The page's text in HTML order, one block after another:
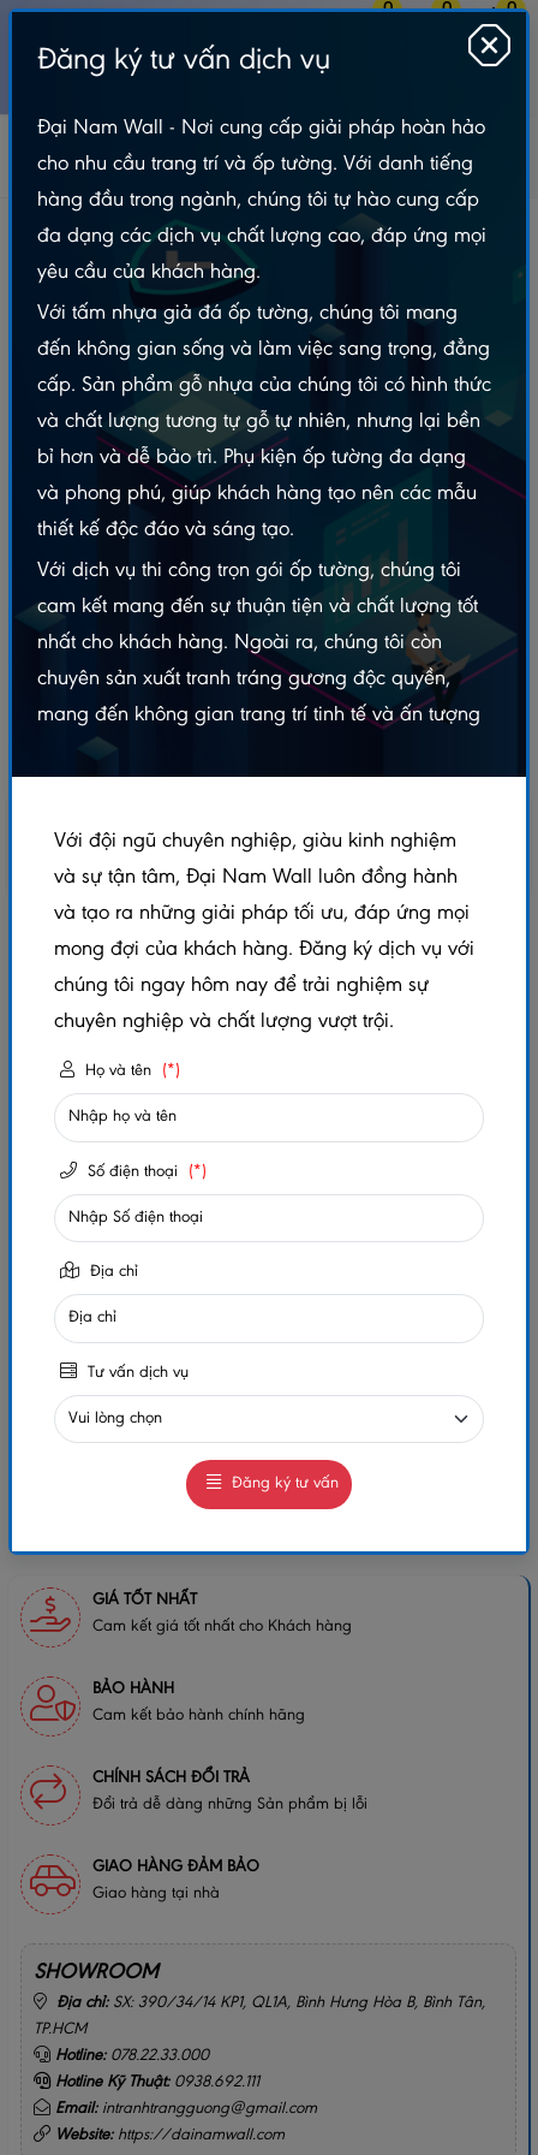
0 0 0
Lam Sóng Ngoài Trời
Tấm Ốp Nhựa PS A6 - PSBN145x12
Tấm Ốp Nhựa PS A6 - PSBN145x12
TẤM ỐP NHỰA PS A6 - PSBN145X12
5.0/5 (1 đánh giá) | 0 đã bán
Xem thêm thuộc tính sản phẩm
Trạng thái: Còn hàng
Số lần xem: 603
0984032156
MUA NGAY
GIAO HÀNG COD TOÀN QUỐC
GỌI CHO TÔI
GIÁ TỐT NHẤT
Cam kết giá tốt nhất cho Khách hàng
BẢO HÀNH
Cam kết bảo hành chính hãng
CHÍNH SÁCH ĐỔI TRẢ
Đổi trả dễ dàng những Sản phẩm bị lỗi
GIAO HÀNG ĐẢM BẢO
Giao hàng tại nhà
SHOWROOM
Địa chỉ: SX: 390/34/14 KP1, QL1A, Bình Hưng Hòa B, Bình Tân,
TP.HCM
Hotline: 078.22.33.000
Hotline Kỹ Thuật: 0938.692.111
Email: intranhtrangguong@gmail.com
Website:https://dainamwall.com
Đăng ký tư vấn dịch vụ
Đại Nam Wall - Nơi cung cấp giải pháp hoàn hảo
cho nhu cầu trang trí và ốp tường. Với danh tiếng
hàng đầu trong ngành, chúng tôi tự hào cung cấp
đa dạng các dịch vụ chất lượng cao, đáp ứng mọi
yêu cầu của khách hàng.
Với tấm nhựa giả đá ốp tường, chúng tôi mang
đến không gian sống và làm việc sang trọng, đẳng
cấp. Sản phẩm gỗ nhựa của chúng tôi có hình thức
và chất lượng tương tự gỗ tự nhiên, nhưng lại bền
bỉ hơn và dễ bảo trì. Phụ kiện ốp tường đa dạng
và phong phú, giúp khách hàng tạo nên các mẫu
thiết kế độc đáo và sáng tạo.
Với dịch vụ thi công trọn gói ốp tường, chúng tôi
cam kết mang đến sự thuận tiện và chất lượng tốt
nhất cho khách hàng. Ngoài ra, chúng tôi còn
chuyên sản xuất tranh tráng gương độc quyền,
mang đến không gian trang trí tinh tế và ấn tượng
Với đội ngũ chuyên nghiệp, giàu kinh nghiệm
và sự tận tâm, Đại Nam Wall luôn đồng hành
và tạo ra những giải pháp tối ưu, đáp ứng mọi
mong đợi của khách hàng. Đăng ký dịch vụ với
chúng tôi ngay hôm nay để trải nghiệm sự
chuyên nghiệp và chất lượng vượt trội.
Họ và tên (*)
Số điện thoại (*)
Địa chỉ
Tư vấn dịch vụ
Đăng ký tư vấn